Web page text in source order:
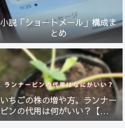
小説「ショートメール」構成ま
とめ
いちごの株の増や方。ランナー
ピンの代用は何がいい？【５年
放置したイチゴは復活するの